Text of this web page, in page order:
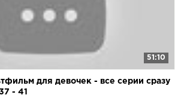
51:10
для девочек - все серии сразу
- 41